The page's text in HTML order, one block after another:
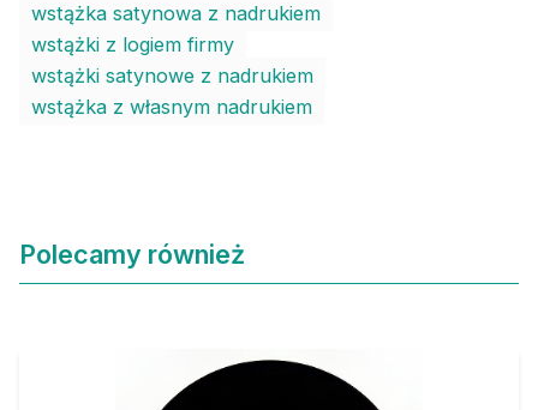
wstążka satynowa z nadrukiem
wstążki z logiem firmy
wstążki satynowe z nadrukiem
wstążka z własnym nadrukiem
Polecamy również